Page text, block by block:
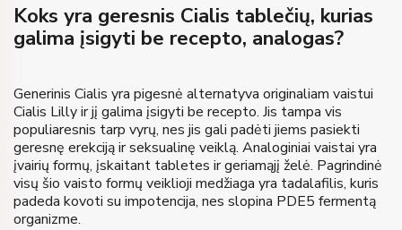
Koks yra geresnis Cialis tablečių, kurias
galima įsigyti be recepto, analogas?
Generinis Cialis yra pigesnė alternatyva originaliam vaistui
Cialis Lilly ir jį galima įsigyti be recepto. Jis tampa vis
populiaresnis tarp vyrų, nes jis gali padėti jiems pasiekti
geresnę erekciją ir seksualinę veiklą. Analoginiai vaistai yra
įvairių formų, įskaitant tabletes ir geriamąjį želė. Pagrindinė
visų šio vaisto formų veiklioji medžiaga yra tadalafilis, kuris
padeda kovoti su impotencija, nes slopina PDE5 fermentą
organizme.